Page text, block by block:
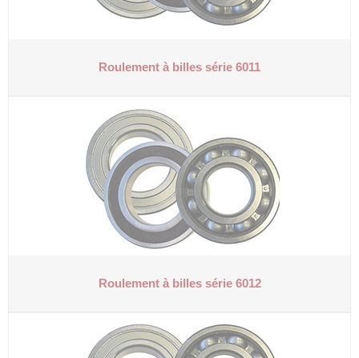
Roulement à billes série 6011
Roulement à billes série 6012